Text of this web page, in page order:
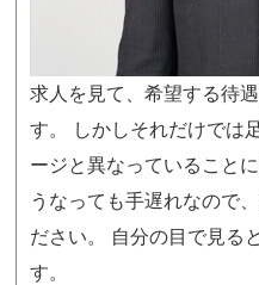
求人を見て、希望する待
す。 しかしそれだけでは
ージと異なっていること
うなっても手遅れなので
ださい。 自分の目で見る
す。